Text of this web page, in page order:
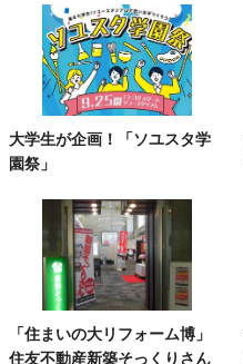
大学生が企画！「ソユスタ学
園祭」
「住まいの大リフォーム博」
住友不動産新築そっくりさん